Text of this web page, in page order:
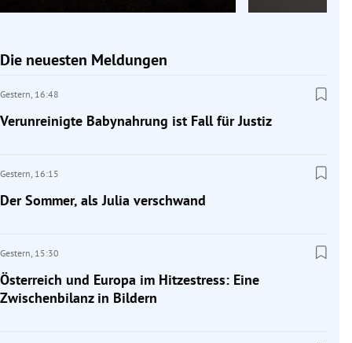
Die neuesten Meldungen
Gestern, 16:48
Verunreinigte Babynahrung ist Fall für Justiz
Gestern, 16:15
Der Sommer, als Julia verschwand
Gestern, 15:30
Österreich und Europa im Hitzestress: Eine
Zwischenbilanz in Bildern